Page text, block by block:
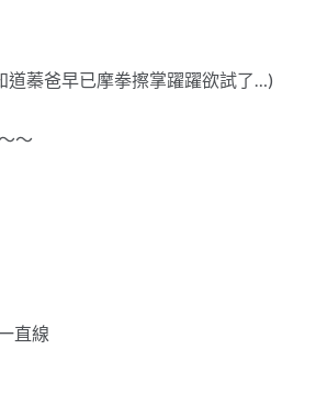
道蓁爸早已摩拳擦掌躍躍欲試了…)
～
直線